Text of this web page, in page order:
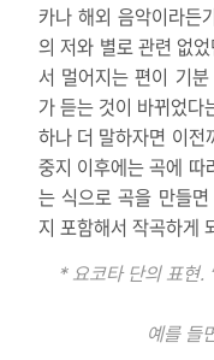
카나 해외 음악이라든
의 저와 별로 관련 없
서 멀어지는 편이 기
가 듣는 것이 바뀌었다
하나 더 말하자면 이전
중지 이후에는 곡에 따
는 식으로 곡을 만들
지 포함해서 작곡하게
* 요코타 단의 표현.
예를 들